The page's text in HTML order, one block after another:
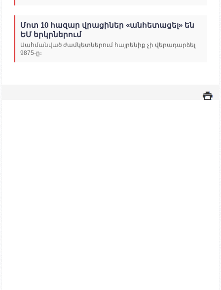
Մոտ 10 հազար վրացիներ «անհետացել» են
ԵՄ երկրներում
Սահմանված ժամկետներում հայրենիք չի վերադարձել
9875-ը։